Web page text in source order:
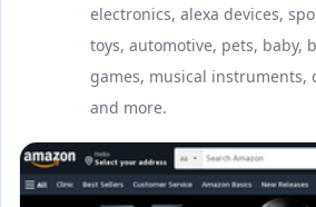
electronics, alexa devices,
toys, automotive, pets, baby,
games, musical instruments,
and more.